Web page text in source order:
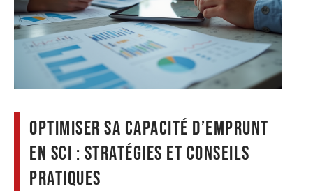
Optimiser sa capacité d’emprunt
en SCI : stratégies et conseils
pratiques